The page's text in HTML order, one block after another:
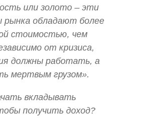
или золото – эти
рынка обладают более
стоимостью, чем
от кризиса,
должны работать, а
мертвым грузом».
вкладывать
получить доход?